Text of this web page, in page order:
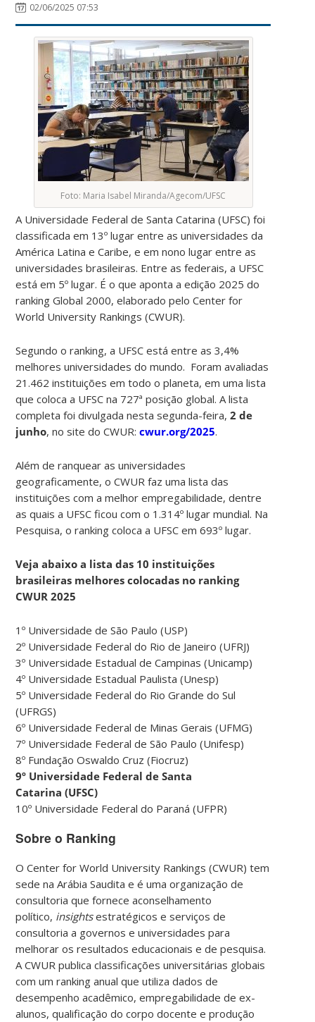
02/06/2025 07:53
Foto: Maria Isabel Miranda/Agecom/UFSC
A Universidade Federal de Santa Catarina (UFSC) foi
classificada em 13º lugar entre as universidades da
América Latina e Caribe, e em nono lugar entre as
universidades brasileiras. Entre as federais, a UFSC
está em 5º lugar. É o que aponta a edição 2025 do
ranking Global 2000, elaborado pelo Center for
World University Rankings (CWUR).
Segundo o ranking, a UFSC está entre as 3,4%
melhores universidades do mundo. Foram avaliadas
21.462 instituições em todo o planeta, em uma lista
que coloca a UFSC na 727ª posição global. A lista
completa foi divulgada nesta segunda-feira, 2 de
junho, no site do CWUR:cwur.org/2025.
Além de ranquear as universidades
geograficamente, o CWUR faz uma lista das
instituições com a melhor empregabilidade, dentre
as quais a UFSC ficou com o 1.314º lugar mundial. Na
Pesquisa, o ranking coloca a UFSC em 693º lugar.
Veja abaixo a lista das 10 instituições
brasileiras melhores colocadas no ranking
CWUR 2025
1º Universidade de São Paulo (USP)
2º Universidade Federal do Rio de Janeiro (UFRJ)
3º Universidade Estadual de Campinas (Unicamp)
4º Universidade Estadual Paulista (Unesp)
5º Universidade Federal do Rio Grande do Sul
(UFRGS)
6º Universidade Federal de Minas Gerais (UFMG)
7º Universidade Federal de São Paulo (Unifesp)
8º Fundação Oswaldo Cruz (Fiocruz)
9º Universidade Federal de Santa
Catarina (UFSC)
10º Universidade Federal do Paraná (UFPR)
Sobre o Ranking
O Center for World University Rankings (CWUR) tem
sede na Arábia Saudita e é uma organização de
consultoria que fornece aconselhamento
político, insightsestratégicos e serviços de
consultoria a governos e universidades para
melhorar os resultados educacionais e de pesquisa.
A CWUR publica classificações universitárias globais
com um ranking anual que utiliza dados de
desempenho acadêmico, empregabilidade de ex-
alunos, qualificação do corpo docente e produção